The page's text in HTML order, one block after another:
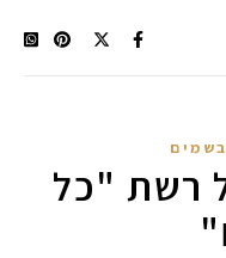
רשת "כל